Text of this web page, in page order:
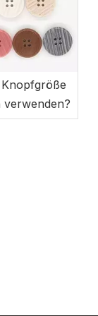
verwenden?